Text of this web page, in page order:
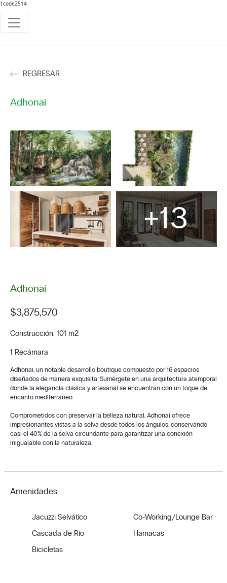
1code2514
REGRESAR
Adhonai
+13
Adhonai
$3,875,570
Construcción: 101 m2
1 Recámara
Adhonai, un notable desarrollo boutique compuesto por 16 espacios
diseñados de manera exquisita. Sumérgete en una arquitectura atemporal
donde la elegancia clásica y artesanal se encuentran con un toque de
encanto mediterráneo.
Comprometidos con preservar la belleza natural, Adhonai ofrece
impresionantes vistas a la selva desde todos los ángulos, conservando
casi el 40% de la selva circundante para garantizar una conexión
inigualable con la naturaleza.
Amenidades
Jacuzzi Selvático Co-Working/Lounge Bar
Cascada de Río Hamacas
Bicicletas